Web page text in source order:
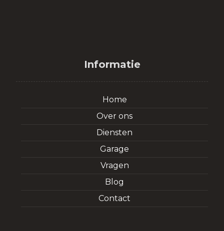
Informatie
Home
Over ons
Diensten
Garage
Vragen
Blog
Contact